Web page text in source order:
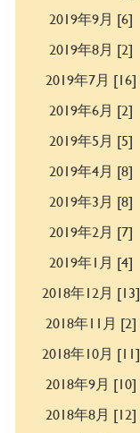
2019年9月 [6]
2019年8月 [2]
2019年7月 [16]
2019年6月 [2]
2019年5月 [5]
2019年4月 [8]
2019年3月 [8]
2019年2月 [7]
2019年1月 [4]
2018年12月 [13]
2018年11月 [2]
2018年10月 [11]
2018年9月 [10]
2018年8月 [12]